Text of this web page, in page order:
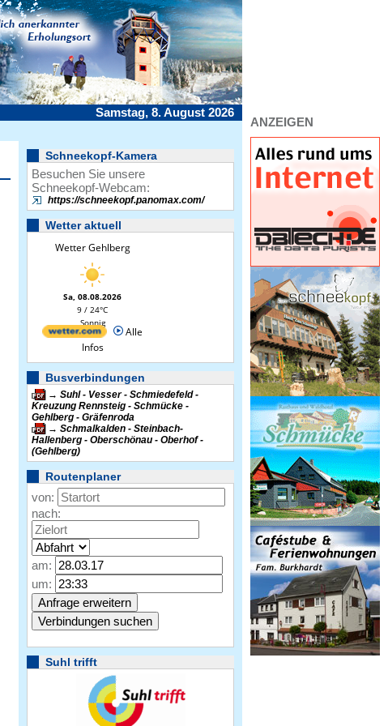
Samstag, 8. August 2026
Schneekopf-Kamera
Besuchen Sie unsere
Schneekopf-Webcam:
https://schneekopf.panomax.com/
Wetter aktuell
Wetter Gehlberg
Sa, 08.08.2026
9 / 24°C
Sonnig
Alle
Infos
Busverbindungen
Suhl - Vesser - Schmiedefeld -
Kreuzung Rennsteig - Schmücke -
Gehlberg - Gräfenroda
Schmalkalden - Steinbach-
Hallenberg - Oberschönau - Oberhof -
(Gehlberg)
Routenplaner
von:
nach:
am:
um:
Suhl trifft
ANZEIGEN